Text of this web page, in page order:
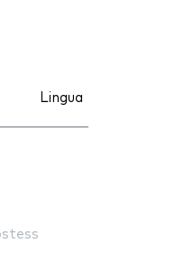
Lingua